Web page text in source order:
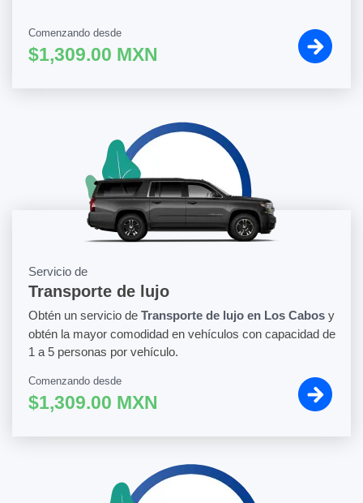
Comenzando desde
$1,309.00 MXN
Servicio de
Transporte de lujo
Obtén un servicio de Transporte de lujo en Los Cabos y
obtén la mayor comodidad en vehículos con capacidad de
1 a 5 personas por vehículo.
Comenzando desde
$1,309.00 MXN